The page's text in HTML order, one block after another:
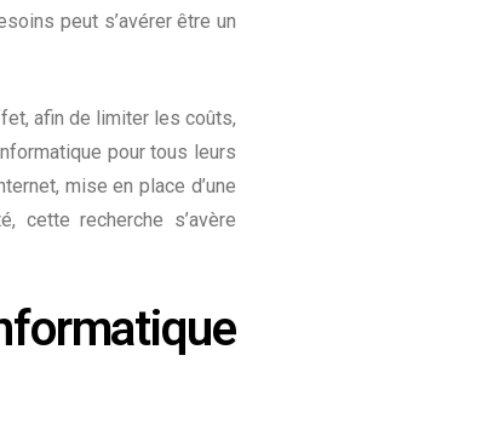
peut s’avérer être un
afin de limiter les coûts,
pour tous leurs
mise en place d’une
cette recherche s’avère